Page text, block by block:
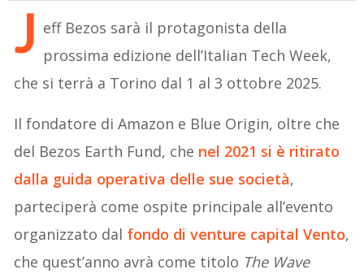
J eff Bezos sarà il protagonista della
prossima edizione dell’Italian Tech Week,
che si terrà a Torino dal 1 al 3 ottobre 2025.
Il fondatore di Amazon e Blue Origin, oltre che
del Bezos Earth Fund, che nel 2021 si è ritirato
dalla guida operativa delle sue società,
parteciperà come ospite principale all’evento
organizzato dal fondo di venture capital Vento,
che quest’anno avrà come titolo The Wave